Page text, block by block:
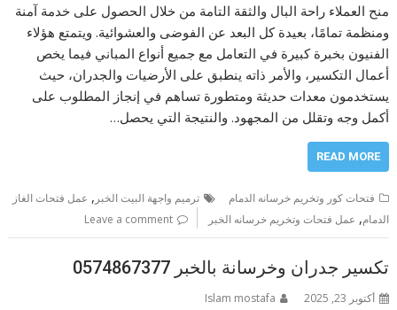
منح العملاء راحة البال والثقة التامة من خلال الحصول على خدمة آمنة
ومنظمة تمامًا، بعيدة كل البعد عن الفوضى والعشوائية. ويتمتع هؤلاء
الفنيون بخبرة كبيرة في التعامل مع جميع أنواع المباني فيما يخص
أعمال التكسير، والأمر ذاته ينطبق على الأرضيات والجدران، حيث
يستخدمون معدات حديثة ومتطورة تساهم في إنجاز المطلوب على
أكمل وجه وتقلل من المجهود. والنتيجة التي يحصل…
READ MORE
فتحات كور وتخريم خرسانه الدمام ترميم واجهة البيت الخبر , عمل فتحات الغاز
الدمام, عمل فتحات وتخريم خرسانه الخبر Leave a comment
تكسير جدران وخرسانة بالخبر 0574867377
أكتوبر 23, 2025 Islam mostafa